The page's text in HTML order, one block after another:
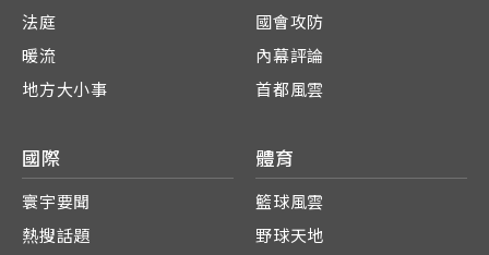
法庭
暖流
地方大小事
國會攻防
內幕評論
首都風雲
國際
寰宇要聞
熱搜話題
體育
籃球風雲
野球天地